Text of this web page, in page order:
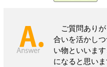
ご質問ありが
合いを活かし
い物といいま
になると思いま